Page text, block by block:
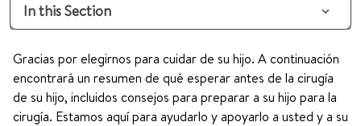
In this Section
Gracias por elegirnos para cuidar de su hijo. A continuación
encontrará un resumen de qué esperar antes de la cirugía
de su hijo, incluidos consejos para preparar a su hijo para la
cirugía. Estamos aquí para ayudarlo y apoyarlo a usted y a su